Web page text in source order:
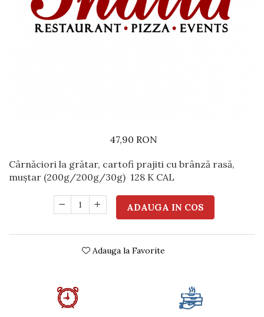
Preparate din vita
Preparate din peste
47,90 RON
Cârnăciori la grătar, cartofi prajiti cu brânză rasă,
muștar (200g/200g/30g) 128 K CAL
ADAUGA IN COS
Adauga la Favorite